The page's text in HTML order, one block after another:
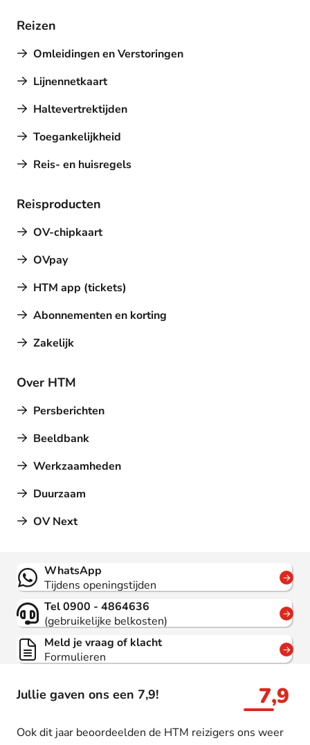
Reizen
Omleidingen en Verstoringen
Lijnennetkaart
Haltevertrektijden
Toegankelijkheid
Reis- en huisregels
Reisproducten
OV-chipkaart
OVpay
HTM app (tickets)
Abonnementen en korting
Zakelijk
Over HTM
Persberichten
Beeldbank
Werkzaamheden
Duurzaam
OV Next
Jullie gaven ons een 7,9! 7,9
Ook dit jaar beoordeelden de HTM reizigers ons weer
Contact
WhatsApp
Tijdens openingstijden
Tel 0900 - 4864636
(gebruikelijke belkosten)
Meld je vraag of klacht
Formulieren